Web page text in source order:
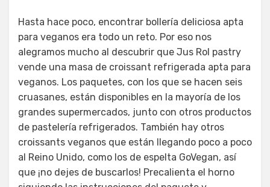
Hasta hace poco, encontrar bollería deliciosa apta
para veganos era todo un reto. Por eso nos
alegramos mucho al descubrir que Jus Rol pastry
vende una masa de croissant refrigerada apta para
veganos. Los paquetes, con los que se hacen seis
cruasanes, están disponibles en la mayoría de los
grandes supermercados, junto con otros productos
de pastelería refrigerados. También hay otros
croissants veganos que están llegando poco a poco
al Reino Unido, como los de espelta GoVegan, así
que ¡no dejes de buscarlos! Precalienta el horno